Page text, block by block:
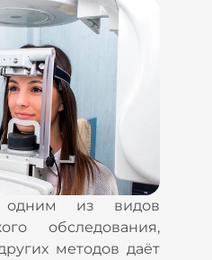
из видов
обследования,
методов даёт